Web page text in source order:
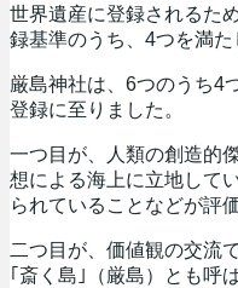
世界遺産に登録されるた
録基準のうち、4つを満た
厳島神社は、6つのうち4
登録に至りました。
一つ目が、人類の創造的
想による海上に立地して
られていることなどが評
二つ目が、価値観の交流
｢斎く島｣（厳島）とも呼